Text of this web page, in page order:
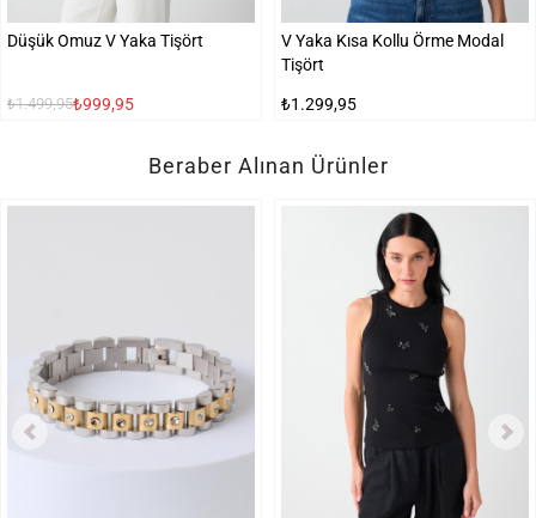
Düşük Omuz V Yaka Tişört
₺1.499,95₺999,95
V Yaka Kısa Kollu Örme Modal
Tişört
₺1.299,95
Beraber Alınan Ürünler